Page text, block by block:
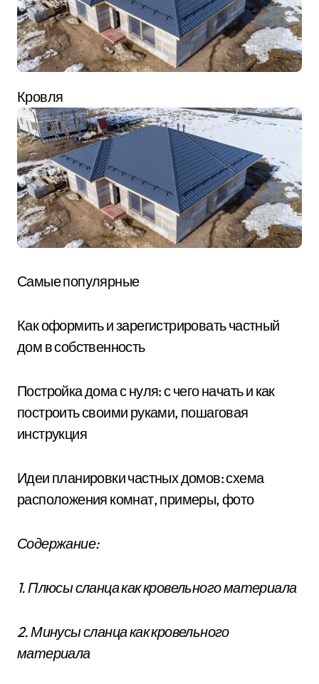
Кровля
Самые популярные
Как оформить и зарегистрировать частный
дом в собственность
Постройка дома с нуля: с чего начать и как
построить своими руками, пошаговая
инструкция
Идеи планировки частных домов: схема
расположения комнат, примеры, фото
Содержание:
1. Плюсы сланца как кровельного материала
2. Минусы сланца как кровельного
материала